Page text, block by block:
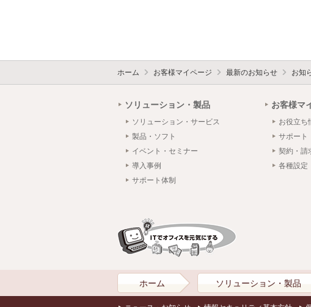
ホーム お客様マイページ 最新のお知らせ お知
ソリューション・製品
ソリューション・サービス
製品・ソフト
イベント・セミナー
導入事例
サポート体制
お客様マ
お役立ち
サポート
契約・請
各種設定
ホーム ソリューション・製品